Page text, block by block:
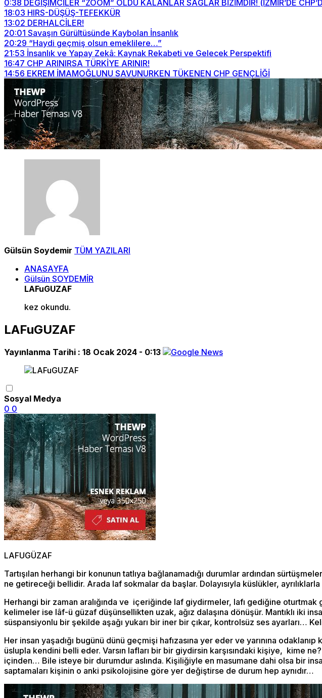
0:38 DEĞİŞİMCİLER “ZOOM” OLDU KALANLAR SAĞLAR BİZİMDİR! (İZMİR’DE
18:03 HIRS-DÜŞÜŞ-TEFEKKÜR
13:02 DERHALCİLER!
20:01 Savaşın Gürültüsünde Kaybolan İnsanlık
20:29 “Haydi geçmiş olsun emeklilere…”
21:53 İnsanlık ve Yapay Zekâ: Kaynak Rekabeti ve Gelecek Perspektifi
16:47 CHP ARINIRSA TÜRKİYE ARINIR!
14:56 EKREM İMAMOĞLUNU SAVUNURKEN TÜKENEN CHP GENÇLİĞİ
Gülsün Soydemir TÜM YAZILARI
ANASAYFA
Gülsün SOYDEMİR
LAFuGUZAF
kez okundu.
LAFuGUZAF
Yayınlanma Tarihi : 18 Ocak 2024 - 0:13
Sosyal Medya
0 0
LAFUGÜZAF
Tartışılan herhangi bir konunun tatlıya bağlanamadığı durumlar ardından
ne getireceği bellidir. Arada laf sokmalar da başlar. Dolayısıyla küslükler,
Herhangi bir zaman aralığında ve içeriğinde laf giydirmeler, lafı gediğine
kelimeler ise lâf-ü güzaf düşünsellikten uzak, ağız dalaşına dönüşür. Mantıklı iki
süspansiyonlu bir şekilde aşağı yukarı bir iner bir çıkar, kontrolsüz ses ayarları…
Her insan yaşadığı bugünü dünü geçmişi hafızasına yer eder ve yarınına
üslupla kendini belli eder. Varsın lafları bir bir giydirsin karşısındaki kişiye, kime
içinden… Bile isteye bir durumdur aslında. Kişiliğiyle en masumane dahi olsa bir
saptamaları kişinin o anki psikolojisine göre yer değiştirse de durum hep aynıdır…